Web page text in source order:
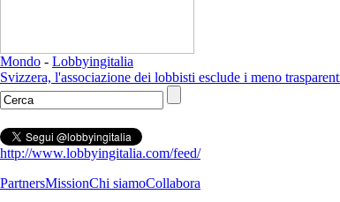
Mondo - Lobbyingitalia
Svizzera, l'associazione dei lobbisti esclude i meno
http://www.lobbyingitalia.com/feed/
PartnersMissionChi siamoCollabora